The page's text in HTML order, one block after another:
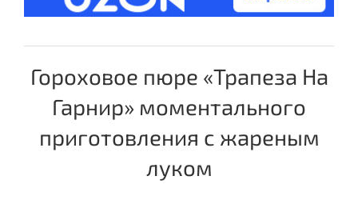
Гороховое пюре «Трапеза На
Гарнир» моментального
приготовления с жареным
луком